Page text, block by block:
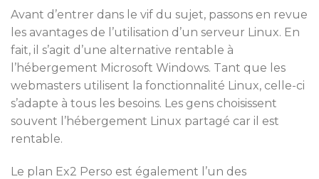
Avant d’entrer dans le vif du sujet, passons en revue
les avantages de l’utilisation d’un serveur Linux. En
fait, il s’agit d’une alternative rentable à
l’hébergement Microsoft Windows. Tant que les
webmasters utilisent la fonctionnalité Linux, celle-ci
s’adapte à tous les besoins. Les gens choisissent
souvent l’hébergement Linux partagé car il est
rentable.
Le plan Ex2 Perso est également l’un des